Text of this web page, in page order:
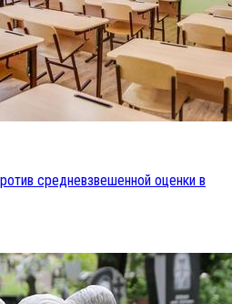
средневзвешенной оценки в